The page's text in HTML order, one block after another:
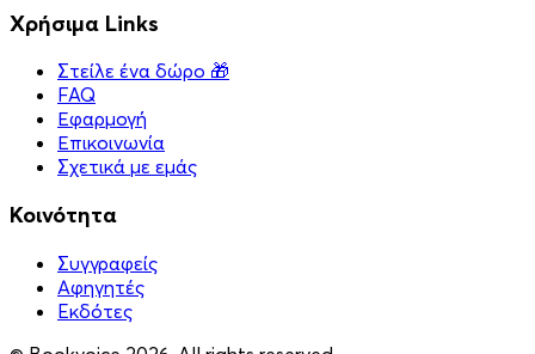
Χρήσιμα Links
Στείλε ένα δώρο 🎁
FAQ
Εφαρμογή
Επικοινωνία
Σχετικά με εμάς
Κοινότητα
Συγγραφείς
Αφηγητές
Eκδότες